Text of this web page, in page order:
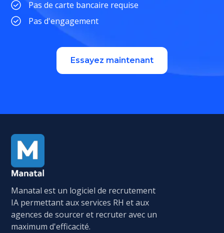
Pas de carte bancaire requise
Pas d'engagement
Essayez maintenant
Manatal est un logiciel de recrutement
IA permettant aux services RH et aux
agences de sourcer et recruter avec un
maximum d'efficacité.